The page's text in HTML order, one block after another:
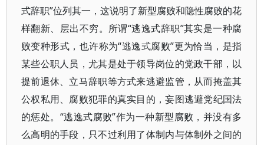
式辞职”位列其一，这说明了新型腐败和隐性腐败的花
样翻新、层出不穷。所谓“逃逸式辞职”其实是一种腐
败变种形式，也许称为“逃逸式腐败”更为恰当，是指
某些公职人员，尤其是处于领导岗位的党政干部，以
提前退休、立马辞职等方式来逃避监管，从而掩盖其
公权私用、腐败犯罪的真实目的，妄图逃避党纪国法
的惩处。“逃逸式腐败”作为一种新型腐败，并没有多
么高明的手段，只不过利用了体制内与体制外之间的